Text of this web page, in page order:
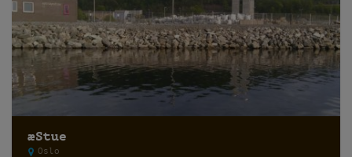
æStue
Oslo